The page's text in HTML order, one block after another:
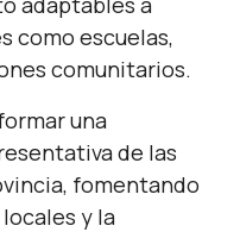
como escuelas,
comunitarios.
una
de las
fomentando
y la